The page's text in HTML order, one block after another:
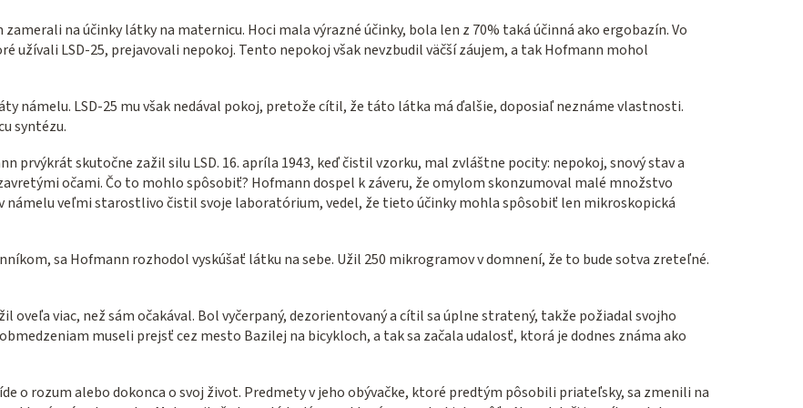
na účinky látky na maternicu. Hoci mala výrazné účinky, bola len z 70% taká účinná ako ergobazín. Vo
užívali LSD-25, prejavovali nepokoj. Tento nepokoj však nevzbudil väčší záujem, a tak Hofmann mohol
námelu. LSD-25 mu však nedával pokoj, pretože cítil, že táto látka má ďalšie, doposiaľ neznáme vlastnosti.
syntézu.
prvýkrát skutočne zažil silu LSD. 16. apríla 1943, keď čistil vzorku, mal zvláštne pocity: nepokoj, snový stav a
očami. Čo to mohlo spôsobiť? Hofmann dospel k záveru, že omylom skonzumoval malé množstvo
veľmi starostlivo čistil svoje laboratórium, vedel, že tieto účinky mohla spôsobiť len mikroskopická
sa Hofmann rozhodol vyskúšať látku na sebe. Užil 250 mikrogramov v domnení, že to bude sotva zreteľné.
oveľa viac, než sám očakával. Bol vyčerpaný, dezorientovaný a cítil sa úplne stratený, takže požiadal svojho
museli prejsť cez mesto Bazilej na bicykloch, a tak sa začala udalosť, ktorá je dodnes známa ako
o rozum alebo dokonca o svoj život. Predmety v jeho obývačke, ktoré predtým pôsobili priateľsky, sa zmenili na